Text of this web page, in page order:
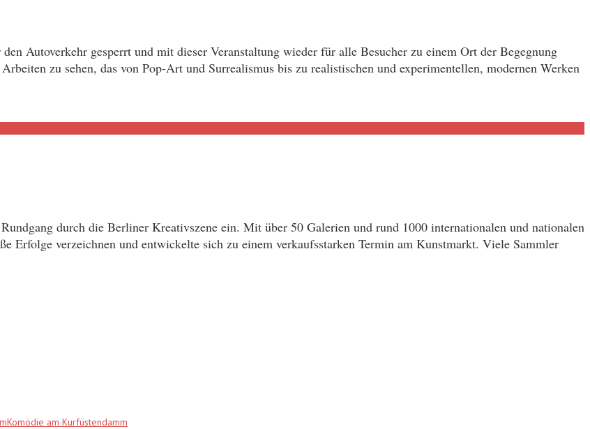
Autoverkehr gesperrt und mit dieser Veranstaltung wieder für alle Besucher zu einem Ort der Begegnung
zu sehen, das von Pop-Art und Surrealismus bis zu realistischen und experimentellen, modernen Werken
durch die Berliner Kreativszene ein. Mit über 50 Galerien und rund 1000 internationalen und nationalen
Erfolge verzeichnen und entwickelte sich zu einem verkaufsstarken Termin am Kunstmarkt. Viele Sammler
am Kurfüstendamm